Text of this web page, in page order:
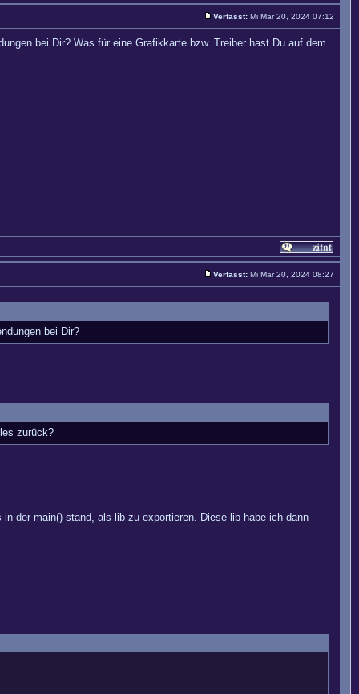
Verfasst: Mi Mär 20, 2024 07:12
bei Dir? Was für eine Grafikkarte bzw. Treiber hast Du auf dem
Verfasst: Mi Mär 20, 2024 08:27
bei Dir?
zurück?
der main() stand, als lib zu exportieren. Diese lib habe ich dann